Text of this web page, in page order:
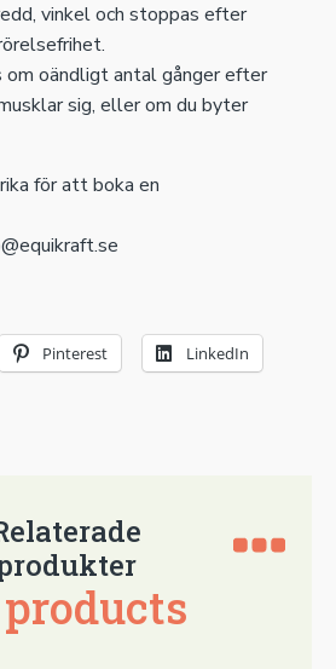
vinkel och stoppas efter
om oändligt antal gånger efter
sig, eller om du byter
för att boka en
Pinterest LinkedIn